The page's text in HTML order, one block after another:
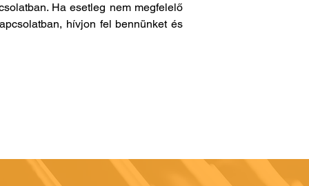
Ha esetleg nem megfelelő
hívjon fel bennünket és